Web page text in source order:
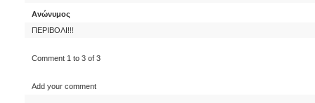
Ανώνυμος
ΠΕΡΙΒΟΛΙ!!!
Comment 1 to 3 of 3
Add your comment